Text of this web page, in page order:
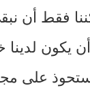
فقط أن
يكون
على